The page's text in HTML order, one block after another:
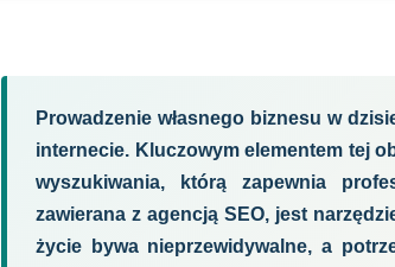
Prowadzenie własnego biznesu w
internecie. Kluczowym elementem tej
wyszukiwania, którą zapewnia
zawierana z agencją SEO, jest
życie bywa nieprzewidywalne, a